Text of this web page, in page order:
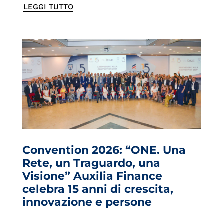
LEGGI TUTTO
Convention 2026: “ONE. Una
Rete, un Traguardo, una
Visione” Auxilia Finance
celebra 15 anni di crescita,
innovazione e persone